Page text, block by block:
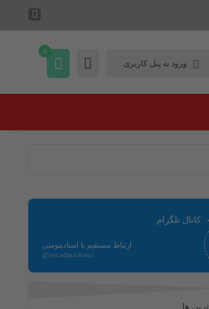
ورود به پنل کاربری
0
کانال تلگرام
ارتباط مستقیم با استادمومنی
@ostadmomeni
ترین ها